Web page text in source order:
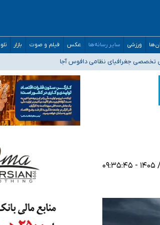
ورزشی سایر رسانه‌ها عکس فیلم و صوت بازار
تخصصی جغرافیای نظامی دافوس آجا